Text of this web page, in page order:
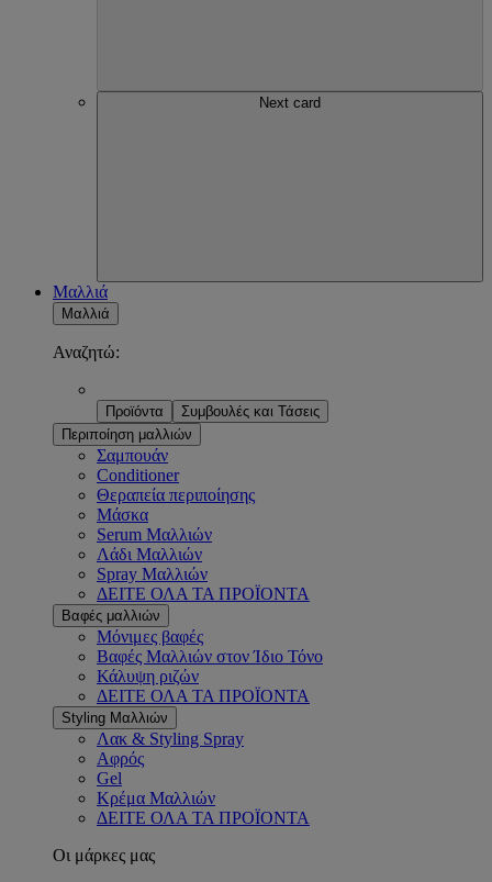
Next card
Μαλλιά
Μαλλιά
Αναζητώ:
Προϊόντα
Συμβουλές και Τάσεις
Περιποίηση μαλλιών
Σαμπουάν
Conditioner
Θεραπεία περιποίησης
Μάσκα
Serum Μαλλιών
Λάδι Μαλλιών
Spray Μαλλιών
ΔΕΙΤΕ ΟΛΑ ΤΑ ΠΡΟΪΟΝΤΑ
Βαφές μαλλιών
Μόνιμες βαφές
Βαφές Μαλλιών στον Ίδιο Τόνο
Κάλυψη ριζών
ΔΕΙΤΕ ΟΛΑ ΤΑ ΠΡΟΪΟΝΤΑ
Styling Μαλλιών
Λακ & Styling Spray
Αφρός
Gel
Κρέμα Μαλλιών
ΔΕΙΤΕ ΟΛΑ ΤΑ ΠΡΟΪΟΝΤΑ
Οι μάρκες μας